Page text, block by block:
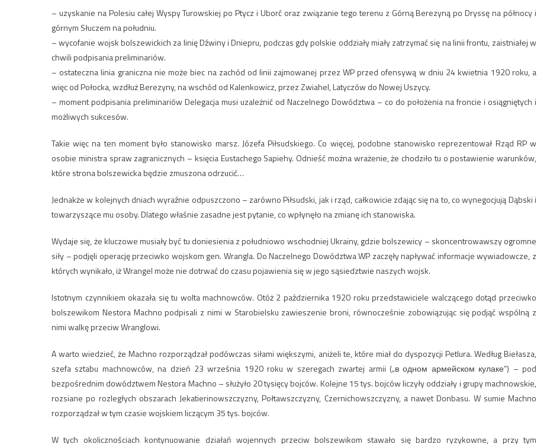
– uzyskanie na Polesiu całej Wyspy Turowskiej po Ptycz i Uborć oraz związanie tego terenu z Górną Berezyną po Dryssę na północy i
górnym Słuczem na południu.
– wycofanie wojsk bolszewickich za linię Dźwiny i Dniepru, podczas gdy polskie oddziały miały zatrzymać się na linii frontu, zaistniałej w
chwili podpisania preliminariów.
– ostateczna linia graniczna nie może biec na zachód od linii zajmowanej przez WP przed ofensywą w dniu 24 kwietnia 1920 roku, a
więc od Połocka, wzdłuż Berezyny, na wschód od Kalenkowicz, przez Zwiahel, Latyczów do Nowej Uszycy.
– moment podpisania preliminariów Delegacja musi uzależnić od Naczelnego Dowództwa – co do położenia na froncie i osiągniętych i
możliwych sukcesów.
Takie więc na ten moment było stanowisko marsz. Józefa Piłsudskiego. Co więcej, podobne stanowisko reprezentował Rząd RP w
osobie ministra spraw zagranicznych – księcia Eustachego Sapiehy. Odnieść można wrażenie, że chodziło tu o postawienie warunków,
które strona bolszewicka będzie zmuszona odrzucić…
Jednakże w kolejnych dniach wyraźnie odpuszczono – zarówno Piłsudski, jak i rząd, całkowicie zdając się na to, co wynegocjują Dąbski i
towarzyszące mu osoby. Dlatego właśnie zasadne jest pytanie, co wpłynęło na zmianę ich stanowiska.
Wydaje się, że kluczowe musiały być tu doniesienia z południowo wschodniej Ukrainy, gdzie bolszewicy – skoncentrowawszy ogromne
siły – podjęli operację przeciwko wojskom gen. Wrangla. Do Naczelnego Dowództwa WP zaczęły napływać informacje wywiadowcze, z
których wynikało, iż Wrangel może nie dotrwać do czasu pojawienia się w jego sąsiedztwie naszych wojsk.
Istotnym czynnikiem okazała się tu wolta machnowców. Otóż 2 października 1920 roku przedstawiciele walczącego dotąd przeciwko
bolszewikom Nestora Machno podpisali z nimi w Starobielsku zawieszenie broni, równocześnie zobowiązując się podjąć wspólną z
nimi walkę przeciw Wranglowi.
A warto wiedzieć, że Machno rozporządzał podówczas siłami większymi, aniżeli te, które miał do dyspozycji Petlura. Według Biełasza,
szefa sztabu machnowców, na dzień 23 września 1920 roku w szeregach zwartej armii („в одном армейском кулаке”) – pod
bezpośrednim dowództwem Nestora Machno – służyło 20 tysięcy bojców. Kolejne 15 tys. bojców liczyły oddziały i grupy machnowskie,
rozsiane po rozległych obszarach Jekatierinowszczyzny, Połtawszczyzny, Czernichowszczyzny, a nawet Donbasu. W sumie Machno
rozporządzał w tym czasie wojskiem liczącym 35 tys. bojców.
W tych okolicznościach kontynuowanie działań wojennych przeciw bolszewikom stawało się bardzo ryzykowne, a przy tym